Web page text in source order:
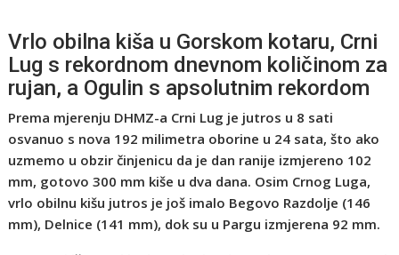
Vrlo obilna kiša u Gorskom kotaru, Crni
Lug s rekordnom dnevnom količinom za
rujan, a Ogulin s apsolutnim rekordom
Prema mjerenju DHMZ-a Crni Lug je jutros u 8 sati
osvanuo s nova 192 milimetra oborine u 24 sata, što ako
uzmemo u obzir činjenicu da je dan ranije izmjereno 102
mm, gotovo 300 mm kiše u dva dana. Osim Crnog Luga,
vrlo obilnu kišu jutros je još imalo Begovo Razdolje (146
mm), Delnice (141 mm), dok su u Pargu izmjerena 92 mm.